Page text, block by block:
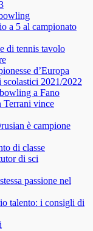
a 5 al campionato
di tennis tavolo
d’Europa
2021/2022
a Fano
Terrani vince
è campione
di classe
di sci
passione nel
talento: i consigli di